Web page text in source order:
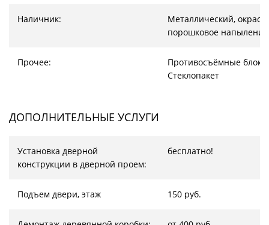
Наличник:
Металлический, окрас –
порошковое напыление
Прочее:
Противосъёмные
Стеклопакет
ДОПОЛНИТЕЛЬНЫЕ УСЛУГИ
Установка дверной
конструкции в дверной проем:
бесплатно!
Подъем двери, этаж 150 руб.